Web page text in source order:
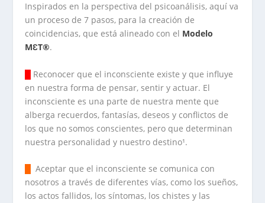
Inspirados en la perspectiva del psicoanálisis, aquí va
un proceso de 7 pasos, para la creación de
coincidencias, que está alineado con el Modelo
MƐT®.
Reconocer que el inconsciente existe y que influye
en nuestra forma de pensar, sentir y actuar. El
inconsciente es una parte de nuestra mente que
alberga recuerdos, fantasías, deseos y conflictos de
los que no somos conscientes, pero que determinan
nuestra personalidad y nuestro destino¹.
Aceptar que el inconsciente se comunica con
nosotros a través de diferentes vías, como los sueños,
los actos fallidos, los síntomas, los chistes y las